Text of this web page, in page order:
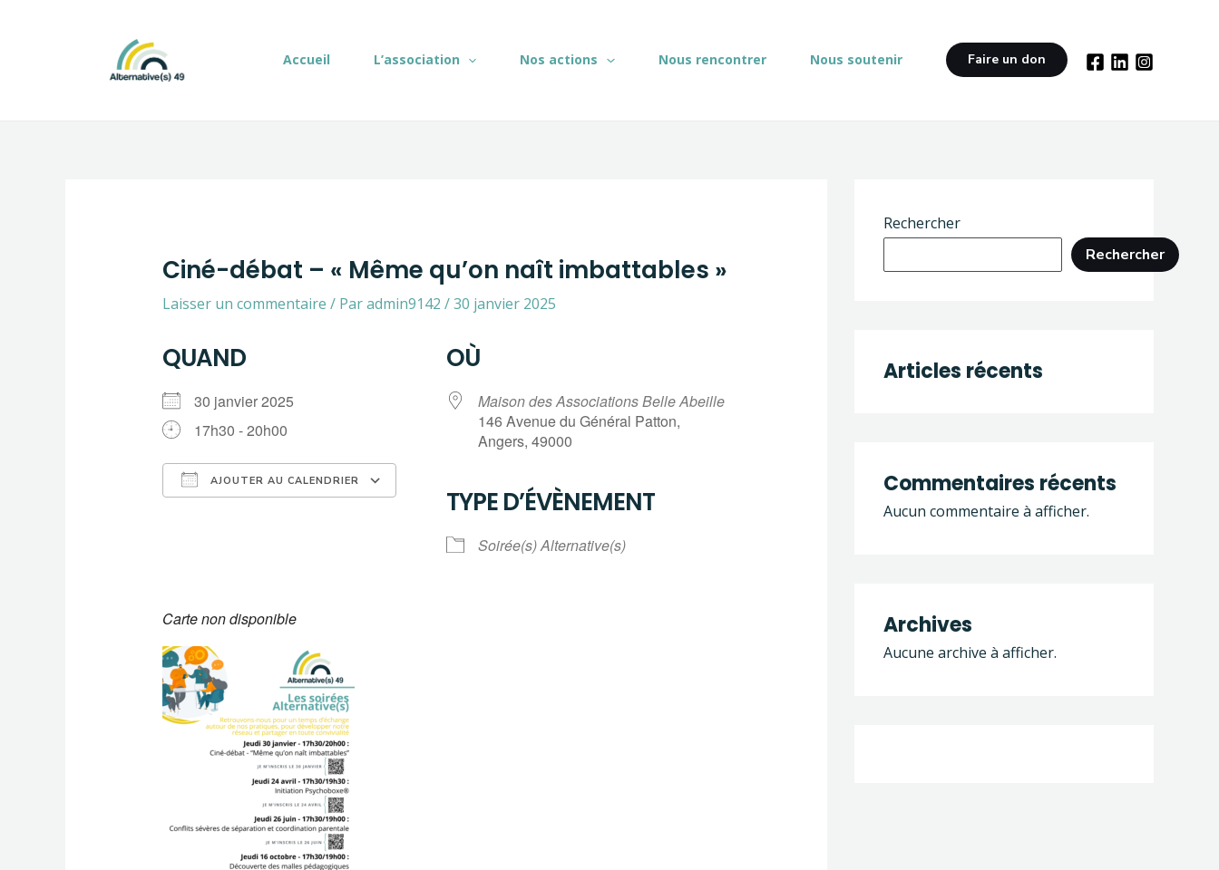
Accueil L’association Nos actions Nous rencontrer Nous soutenir Faire un don
Ciné-débat – « Même qu’on naît imbattables »
Laisser un commentaire / Paradmin9142 /30 janvier 2025
QUAND
30 janvier 2025
17h30 - 20h00
AJOUTER AU CALENDRIER
Calendrier Google iCalendar Office 365 Outlook Live
OÙ
Maison des Associations Belle Abeille
146 Avenue du Général Patton,
Angers, 49000
TYPE D’ÉVÈNEMENT
Soirée(s) Alternative(s)
Carte non disponible
l’article
Rechercher
Rechercher
Articles récents
Commentaires récents
Aucun commentaire à afficher.
Archives
Aucune archive à afficher.